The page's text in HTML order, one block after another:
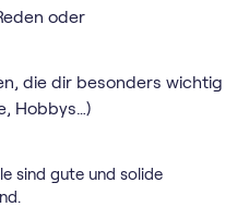
oder
die dir besonders wichtig
Hobbys…)
sind gute und solide